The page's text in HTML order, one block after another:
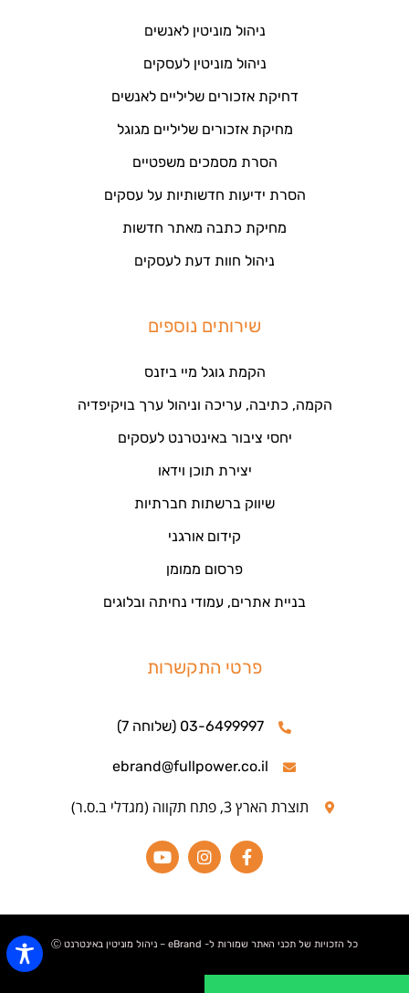
ניהול מוניטין לאנשים
ניהול מוניטין לעסקים
דחיקת אזכורים שליליים לאנשים
מחיקת אזכורים שליליים מגוגל
הסרת מסמכים משפטיים
הסרת ידיעות חדשותיות על עסקים
מחיקת כתבה מאתר חדשות
ניהול חוות דעת לעסקים
שירותים נוספים
הקמת גוגל מיי ביזנס
הקמה, כתיבה, עריכה וניהול ערך בויקיפדיה
יחסי ציבור באינטרנט לעסקים
יצירת תוכן וידאו
שיווק ברשתות חברתיות
קידום אורגני
פרסום ממומן
בניית אתרים, עמודי נחיתה ובלוגים
פרטי התקשרות
03-6499997 (שלוחה 7)
ebrand@fullpower.co.il
תוצרת הארץ 3, פתח תקווה (מגדלי ב.ס.ר)
כל הזכויות של תכני האתר שמורות ל- eBrand – ניהול מוניטין באינטרנט Ⓒ